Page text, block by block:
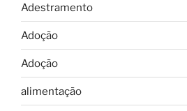
Adestramento
Adoção
Adoção
alimentação